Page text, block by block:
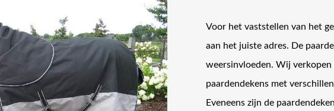
Voor het vaststellen van het
aan het juiste adres. De
weersinvloeden. Wij
paardendekens met
Eveneens zijn de